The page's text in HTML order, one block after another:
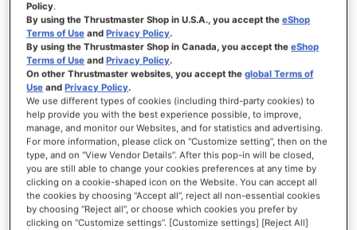
ACCEDI
Hai dimenticato la password?
NUOVI CLIENTI
La creazione di un account ha molti vantaggi: check-out veloce, salvare più di un
indirizzo, tenere traccia degli ordini e altro ancora.
CREA UN ACCOUNT
Policy.
By using the Thrustmaster Shop in U.S.A., you accept theeShop
Terms of Use andPrivacy Policy.
By using the Thrustmaster Shop in Canada, you accept theeShop
Terms of Use andPrivacy Policy.
On other Thrustmaster websites, you accept theglobal Terms of
Use andPrivacy Policy.
We use different types of cookies (including third-party cookies) to
help provide you with the best experience possible, to improve,
manage, and monitor our Websites, and for statistics and advertising.
For more information, please click on “Customize setting”, then on the
type, and on “View Vendor Details”. After this pop-in will be closed,
you are still able to change your cookies preferences at any time by
clicking on a cookie-shaped icon on the Website. You can accept all
the cookies by choosing “Accept all”, reject all non-essential cookies
by choosing “Reject all”, or choose which cookies you prefer by
clicking on “Customize settings”. [Customize settings] [Reject All]